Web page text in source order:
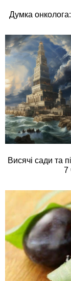
Думка
Висячі сади та
7